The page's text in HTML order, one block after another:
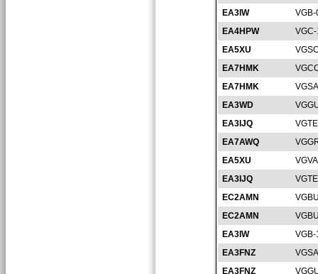
EA3IW
EA4HPW
EA5XU
EA7HMK
EA7HMK
EA3WD
EA3IJQ
EA7AWQ
EA5XU
EA3IJQ
EC2AMN
EC2AMN
EA3IW
EA3FNZ
EA3FNZ